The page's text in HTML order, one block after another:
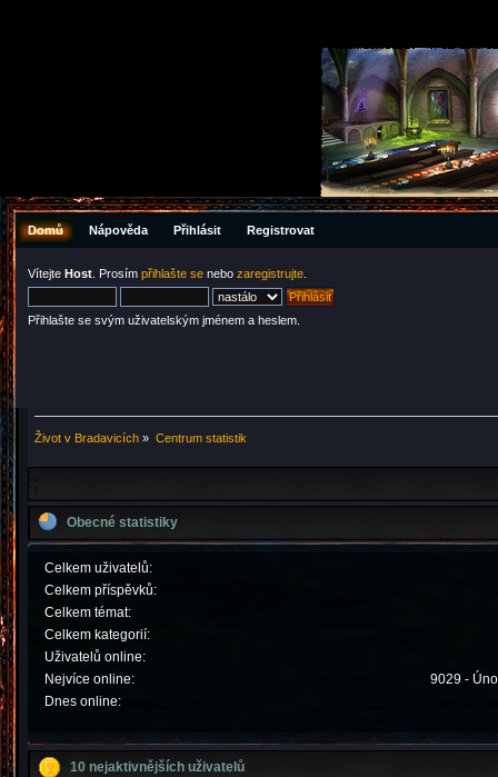
Domů Nápověda Přihlásit Registrovat
Vítejte Host . Prosím přihlašte se nebo zaregistrujte
Přihlašte se svým uživatelským jménem a heslem.
Život v Bradavicích » Centrum statistik
Obecné statistiky
Celkem uživatelů:
Celkem příspěvků:
Celkem témat:
Celkem kategorií:
Uživatelů online:
Nejvíce online:
9029 -
Dnes online:
10 nejaktivnějších uživatelů